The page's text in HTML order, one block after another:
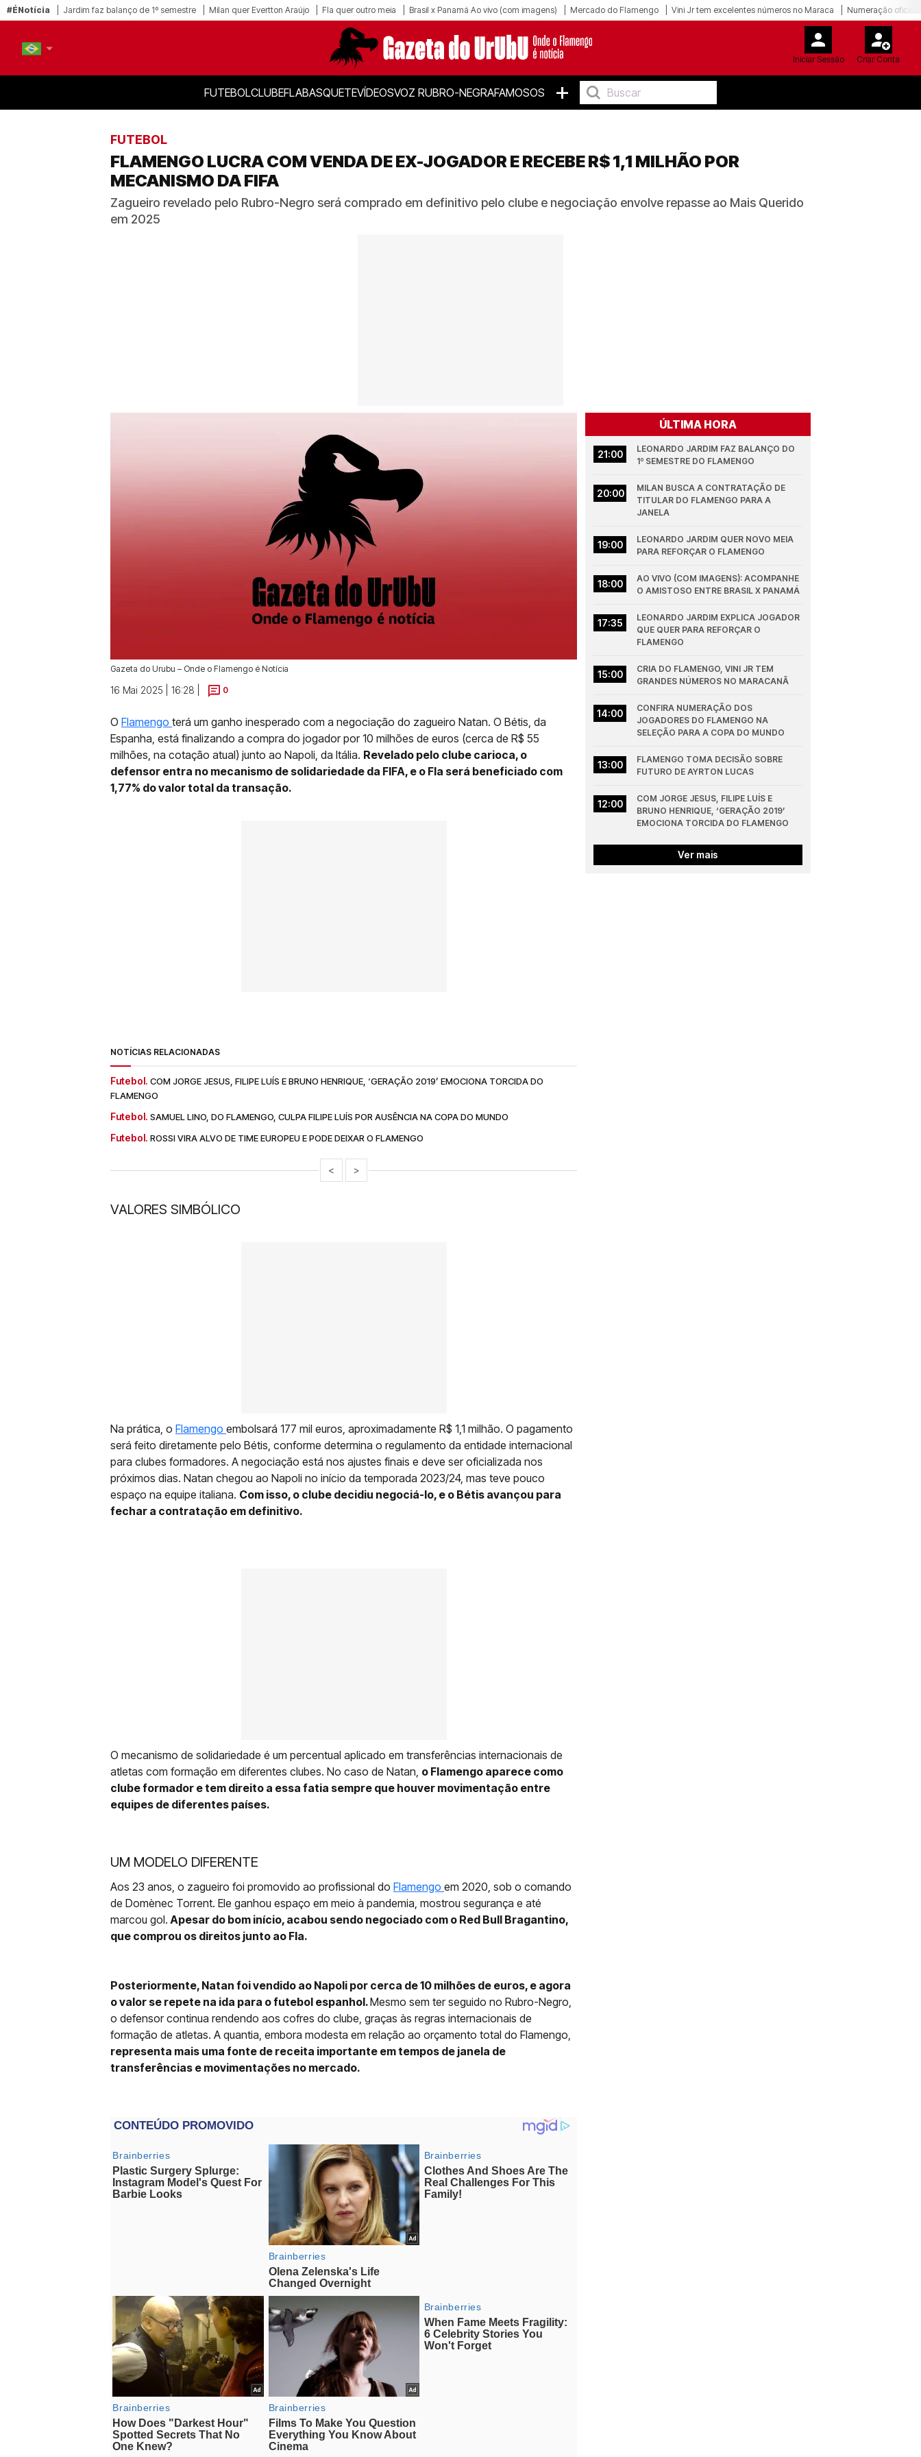
#ÉNotícia Jardim faz balanço de 1º semestre Milan quer Evertton Araújo Fla quer outro meia Brasil x Panamá Ao vivo (com imagens) Mercado do Flamengo Vini Jr tem excelentes números no Maraca Numeração oficial
Iniciar Sessão Criar Conta
FUTEBOLCLUBEFLABASQUETEVÍDEOSVOZ RUBRO-NEGRAFAMOSOS +
FUTEBOL
FLAMENGO LUCRA COM VENDA DE EX-JOGADOR E RECEBE R$ 1,1 MILHÃO POR
MECANISMO DA FIFA
Zagueiro revelado pelo Rubro-Negro será comprado em definitivo pelo clube e negociação envolve repasse ao Mais Querido
em 2025
Gazeta do Urubu – Onde o Flamengo é Notícia
16 Mai 2025 | 16:28 | 0
O Flamengo terá um ganho inesperado com a negociação do zagueiro Natan. O Bétis, da
Espanha, está finalizando a compra do jogador por 10 milhões de euros (cerca de R$ 55
milhões, na cotação atual) junto ao Napoli, da Itália. Revelado pelo clube carioca, o
defensor entra no mecanismo de solidariedade da FIFA, e o Fla será beneficiado com
1,77% do valor total da transação.
NOTÍCIAS RELACIONADAS
Futebol. COM JORGE JESUS, FILIPE LUÍS E BRUNO HENRIQUE, ‘GERAÇÃO 2019’ EMOCIONA TORCIDA DO
FLAMENGO
Futebol. SAMUEL LINO, DO FLAMENGO, CULPA FILIPE LUÍS POR AUSÊNCIA NA COPA DO MUNDO
Futebol. ROSSI VIRA ALVO DE TIME EUROPEU E PODE DEIXAR O FLAMENGO
< >
VALORES SIMBÓLICO
Na prática, o Flamengo embolsará 177 mil euros, aproximadamente R$ 1,1 milhão. O pagamento
será feito diretamente pelo Bétis, conforme determina o regulamento da entidade internacional
para clubes formadores. A negociação está nos ajustes finais e deve ser oficializada nos
próximos dias. Natan chegou ao Napoli no início da temporada 2023/24, mas teve pouco
espaço na equipe italiana. Com isso, o clube decidiu negociá-lo, e o Bétis avançou para
fechar a contratação em definitivo.
O mecanismo de solidariedade é um percentual aplicado em transferências internacionais de
atletas com formação em diferentes clubes. No caso de Natan, o Flamengo aparece como
clube formador e tem direito a essa fatia sempre que houver movimentação entre
equipes de diferentes países.
UM MODELO DIFERENTE
Aos 23 anos, o zagueiro foi promovido ao profissional do Flamengo em 2020, sob o comando
de Domènec Torrent. Ele ganhou espaço em meio à pandemia, mostrou segurança e até
marcou gol. Apesar do bom início, acabou sendo negociado com o Red Bull Bragantino,
que comprou os direitos junto ao Fla.
Posteriormente, Natan foi vendido ao Napoli por cerca de 10 milhões de euros, e agora
o valor se repete na ida para o futebol espanhol.Mesmo sem ter seguido no Rubro-Negro,
o defensor continua rendendo aos cofres do clube, graças às regras internacionais de
formação de atletas. A quantia, embora modesta em relação ao orçamento total do Flamengo,
representa mais uma fonte de receita importante em tempos de janela de
transferências e movimentações no mercado.
ÚLTIMA HORA
21:00
LEONARDO JARDIM FAZ BALANÇO DO
1º SEMESTRE DO FLAMENGO
20:00
MILAN BUSCA A CONTRATAÇÃO DE
TITULAR DO FLAMENGO PARA A
JANELA
19:00
LEONARDO JARDIM QUER NOVO MEIA
PARA REFORÇAR O FLAMENGO
18:00
AO VIVO (COM IMAGENS): ACOMPANHE
O AMISTOSO ENTRE BRASIL X PANAMÁ
17:35
LEONARDO JARDIM EXPLICA JOGADOR
QUE QUER PARA REFORÇAR O
FLAMENGO
15:00
CRIA DO FLAMENGO, VINI JR TEM
GRANDES NÚMEROS NO MARACANÃ
14:00
CONFIRA NUMERAÇÃO DOS
JOGADORES DO FLAMENGO NA
SELEÇÃO PARA A COPA DO MUNDO
13:00
FLAMENGO TOMA DECISÃO SOBRE
FUTURO DE AYRTON LUCAS
12:00
COM JORGE JESUS, FILIPE LUÍS E
BRUNO HENRIQUE, ‘GERAÇÃO 2019’
EMOCIONA TORCIDA DO FLAMENGO
Ver mais